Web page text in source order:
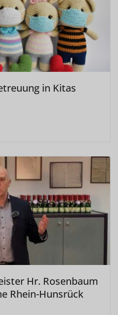
in Kitas
Hr. Rosenbaum
Rhein-Hunsrück